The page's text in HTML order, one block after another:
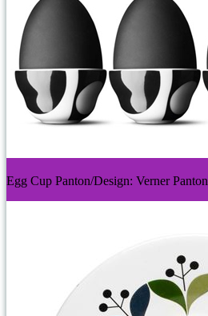
Egg Cup Panton/Design: Verner Panton